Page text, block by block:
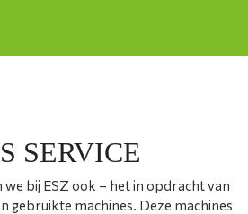
SERVICE
bij ESZ ook – het in opdracht van
gebruikte machines. Deze machines